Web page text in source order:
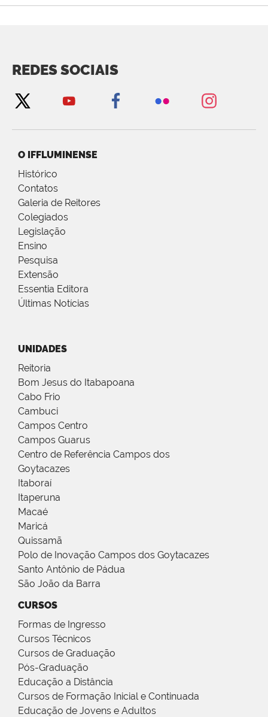
REDES SOCIAIS
O IFFLUMINENSE
Histórico
Contatos
Galeria de Reitores
Colegiados
Legislação
Ensino
Pesquisa
Extensão
Essentia Editora
Últimas Notícias
UNIDADES
Reitoria
Bom Jesus do Itabapoana
Cabo Frio
Cambuci
Campos Centro
Campos Guarus
Centro de Referência Campos dos
Goytacazes
Itaboraí
Itaperuna
Macaé
Maricá
Quissamã
Polo de Inovação Campos dos Goytacazes
Santo Antônio de Pádua
São João da Barra
CURSOS
Formas de Ingresso
Cursos Técnicos
Cursos de Graduação
Pós-Graduação
Educação a Distância
Cursos de Formação Inicial e Continuada
Educação de Jovens e Adultos